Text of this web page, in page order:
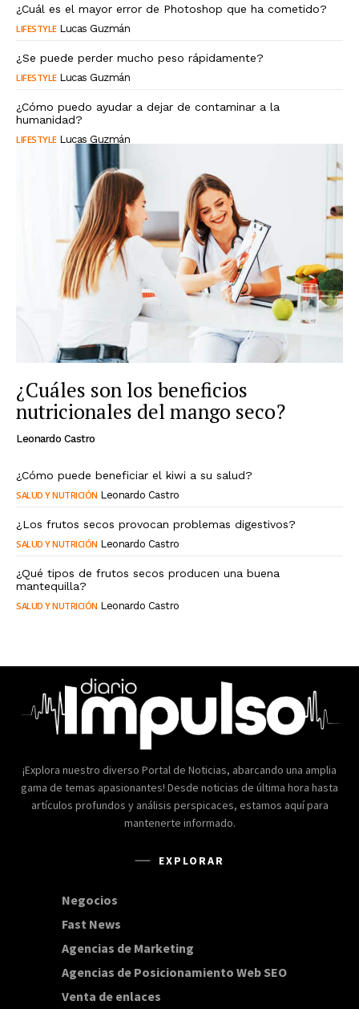
¿Cuál es el mayor error de Photoshop que ha cometido?
LIFESTYLE Lucas Guzmán
¿Se puede perder mucho peso rápidamente?
LIFESTYLE Lucas Guzmán
¿Cómo puedo ayudar a dejar de contaminar a la
humanidad?
LIFESTYLE Lucas Guzmán
¿Cuáles son los beneficios
nutricionales del mango seco?
Leonardo Castro
¿Cómo puede beneficiar el kiwi a su salud?
SALUD Y NUTRICIÓN Leonardo Castro
¿Los frutos secos provocan problemas digestivos?
SALUD Y NUTRICIÓN Leonardo Castro
¿Qué tipos de frutos secos producen una buena
mantequilla?
SALUD Y NUTRICIÓN Leonardo Castro
¡Explora nuestro diverso Portal de Noticias, abarcando una amplia
gama de temas apasionantes! Desde noticias de última hora hasta
artículos profundos y análisis perspicaces, estamos aquí para
mantenerte informado.
EXPLORAR
Negocios
Fast News
Agencias de Marketing
Agencias de Posicionamiento Web SEO20
Venta de enlaces